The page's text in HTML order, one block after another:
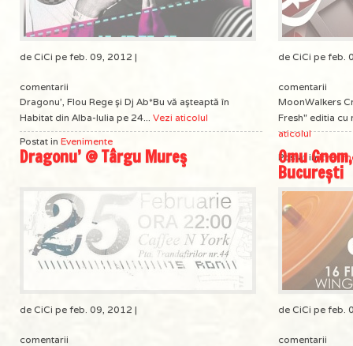
de CiCi pe feb. 09, 2012 |
comentarii
Dragonu', Flou Rege şi Dj Ab*Bu vă aşteaptă în
Habitat din Alba-Iulia pe 24... Vezi aticolul
Postat in Evenimente
de CiCi pe feb.
comentarii
MoonWalkers
Fresh" editia cu
aticolul
Postat in
Dragonu’ @ Târgu Mureş
de CiCi pe feb. 09, 2012 |
comentarii
Omu
București
de CiCi pe feb.
comentarii